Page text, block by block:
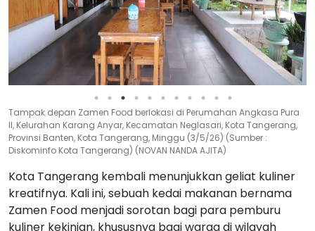
Tampak depan Zamen Food berlokasi di Perumahan Angkasa Pura
II, Kelurahan Karang Anyar, Kecamatan Neglasari, Kota Tangerang,
Provinsi Banten, Kota Tangerang, Minggu (3/5/26) (Sumber :
Diskominfo Kota Tangerang) (NOVAN NANDA AJITA)
Kota Tangerang kembali menunjukkan geliat kuliner
kreatifnya. Kali ini, sebuah kedai makanan bernama
Zamen Food menjadi sorotan bagi para pemburu
kuliner kekinian, khususnya bagi warga di wilayah